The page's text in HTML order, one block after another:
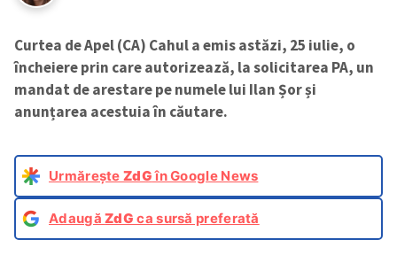
Curtea de Apel (CA) Cahul a emis astăzi, 25 iulie, o
încheiere prin care autorizează, la solicitarea PA, un
mandat de arestare pe numele lui Ilan Șor și
anunțarea acestuia în căutare.
Urmărește ZdGîn Google News
AdaugăZdG ca sursă preferată